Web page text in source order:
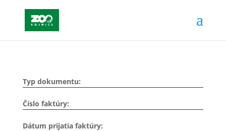
Typ dokumentu:
Číslo faktúry:
Dátum prijatia faktúry: